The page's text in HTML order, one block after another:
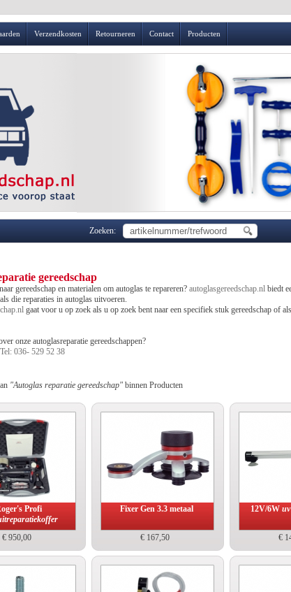
Verzendkosten Retourneren Contact Producten
Zoeken:
gereedschap
gereedschap en materialen om autoglas te repareren? autoglasgereedschap.nl biedt
die reparaties in autoglas uitvoeren.
gaat voor u op zoek als u op zoek bent naar een specifiek stuk gereedschap of
onze autoglasreparatie gereedschappen?
Tel: 036- 529 52 38
"Autoglas reparatie gereedschap" binnen Producten
Profi
€ 950,00
Fixer Gen 3.3 metaal
€ 167,50
12V/6W
€